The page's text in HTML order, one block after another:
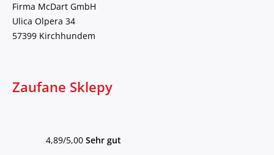
Firma McDart GmbH
Ulica Olpera 34
57399 Kirchhundem
Zaufane Sklepy
4,89/5,00 Sehr gut